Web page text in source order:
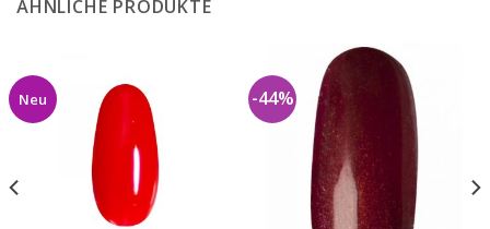
ÄHNLICHE PRODUKTE
Neu -44%